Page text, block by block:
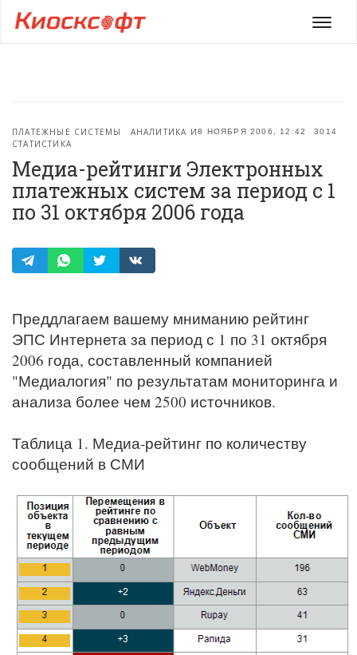
Меню
8 НОЯБРЯ 2006, 12:42 3014
ПЛАТЕЖНЫЕ СИСТЕМЫ
АНАЛИТИКА И
СТАТИСТИКА
Медиа-рейтинги Электронных
платежных систем за период с 1
по 31 октября 2006 года
Преддлагаем вашему мниманию рейтинг
ЭПС Интернета за период с 1 по 31 октября
2006 года, составленный компанией
"Медиалогия" по результатам мониторинга и
анализа более чем 2500 источников.
Таблица 1. Медиа-рейтинг по количеству
сообщений в СМИ